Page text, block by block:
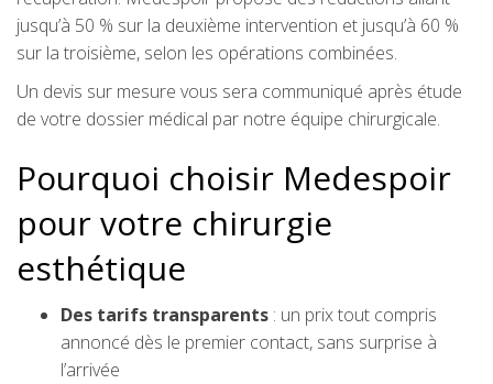
jusqu’à 50 % sur la deuxième intervention et jusqu’à 60 %
sur la troisième, selon les opérations combinées.
Un devis sur mesure vous sera communiqué après étude
de votre dossier médical par notre équipe chirurgicale.
Pourquoi choisir Medespoir
pour votre chirurgie
esthétique
Des tarifs transparents : un prix tout compris
annoncé dès le premier contact, sans surprise à
l’arrivée